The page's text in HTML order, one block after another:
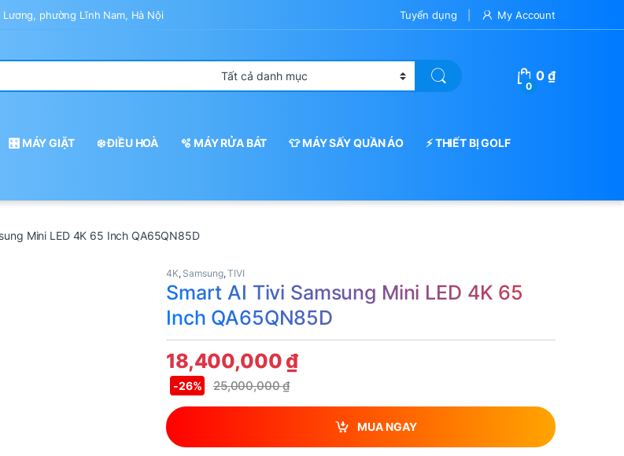
phường Lĩnh Nam, Hà Nội Tuyển dụng My Account
0
0₫
🎛️ MÁY GIẶT ❄️ ĐIỀU HOÀ 🫧 MÁY RỬA BÁT 👕 MÁY SẤY QUẦN ÁO ⚡ THIẾT BỊ GOLF
Mini LED 4K 65 Inch QA65QN85D
4K, Samsung,TIVI
Smart AI Tivi Samsung Mini LED 4K 65
Inch QA65QN85D
18,400,000 ₫
25,000,000₫
-26%
MUA NGAY